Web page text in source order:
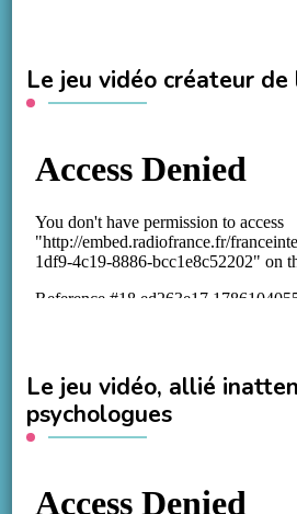
Le jeu vidéo créateur de
Le jeu vidéo, allié
psychologues